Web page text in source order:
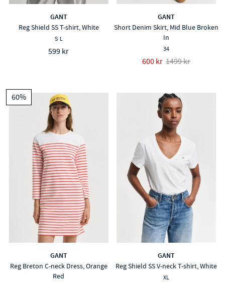
GANT
Reg Shield SS T-shirt, White
S L
599 kr
GANT
Short Denim Skirt, Mid Blue Broken
In
34
600 kr 1499 kr
60%
GANT
Reg Breton C-neck Dress, Orange
Red
GANT
Reg Shield SS V-neck T-shirt, White
XL